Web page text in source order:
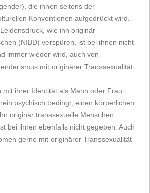
die ihnen seitens der
Konventionen aufgedrückt wird.
wie ihn originär
(NIBD) verspüren, ist bei ihnen nicht
immer wieder wird, auch von
mit originärer Transsexualität
mit ihrer Identität als Mann oder Frau.
psychisch bedingt, einen körperlichen
originär transsexuelle Menschen
bei ihnen ebenfalls nicht gegeben. Auch
gerne mit originärer Transsexualität